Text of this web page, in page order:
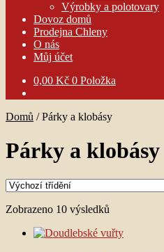
Výrobky a polotovary
Dovoz domů
Prodejna Chleny
O nás
Můj účet
0,00 Kč 0 Položka
Domů /Párky a klobásy
Párky a klobásy
Zobrazeno 10 výsledků